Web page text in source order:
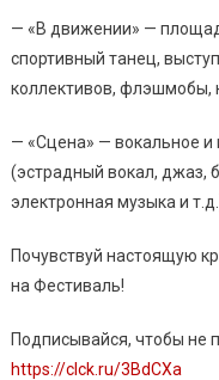
— «В движении» —
спортивный танец,
коллективов, флэшмобы,
— «Сцена» — вокальное и
(эстрадный вокал, джаз,
электронная музыка и
Почувствуй настоящую
на Фестиваль!
Подписывайся, чтобы не
https://clck.ru/3BdCXa